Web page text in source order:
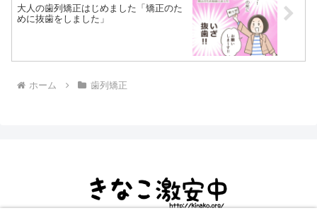
大人の歯列矯正はじめました「矯正のた
めに抜歯をしました」
ホーム 歯列矯正